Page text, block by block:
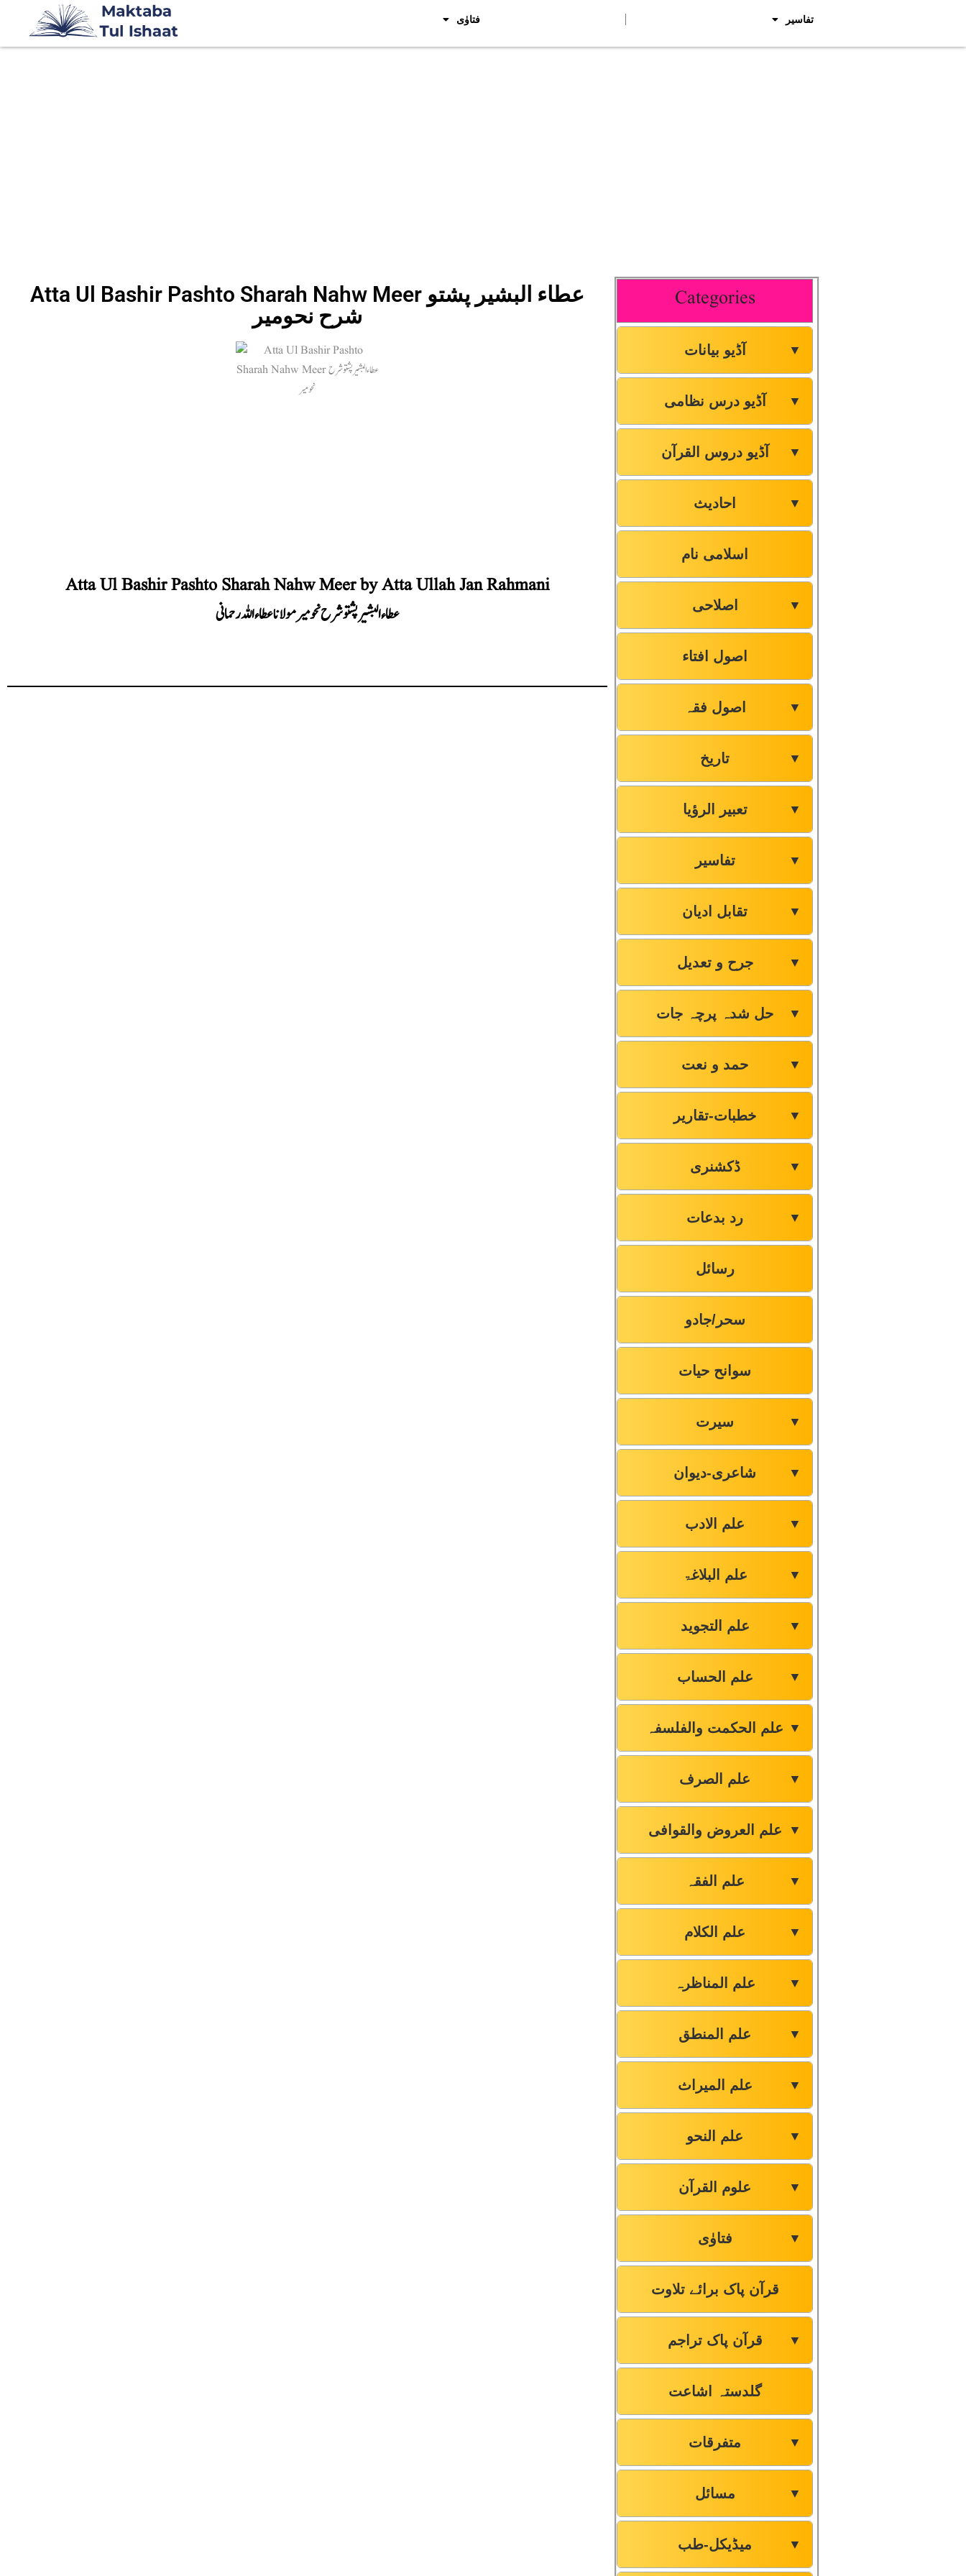
تفاسیر فتاوٰی
Atta Ul Bashir Pashto Sharah Nahw Meer عطاء البشیر پشتو
شرح نحومیر
Atta Ul Bashir Pashto Sharah Nahw Meer by Atta Ullah Jan Rahmani
عطاء البشیر پشتو شرح نحومیر مولانا عطاء اللہ رحمانی
Categories
آڈیو بیانات ▼
آڈیو درس نظامی ▼
آڈیو دروس القرآن ▼
احادیث ▼
اسلامی نام
اصلاحی ▼
اصول افتاء
اصول فقہ ▼
تاریخ ▼
تعبیر الرؤیا ▼
تفاسیر ▼
تقابل ادیان ▼
جرح و تعدیل ▼
حل شدہ پرچہ جات ▼
حمد و نعت ▼
خطبات-تقاریر ▼
ڈکشنری ▼
رد بدعات ▼
رسائل
سحر/جادو
سوانح حیات
سیرت ▼
شاعری-دیوان ▼
علم الادب ▼
علم البلاغۃ ▼
علم التجوید ▼
علم الحساب ▼
علم الحکمت والفلسفہ ▼
علم الصرف ▼
علم العروض والقوافی ▼
علم الفقہ ▼
علم الکلام ▼
علم المناظرہ ▼
علم المنطق ▼
علم المیراث ▼
علم النحو ▼
علوم القرآن ▼
فتاوٰی ▼
قرآن پاک برائے تلاوت
قرآن پاک تراجم ▼
گلدستہ اشاعت
متفرقات ▼
مسائل ▼
میڈیکل-طب ▼